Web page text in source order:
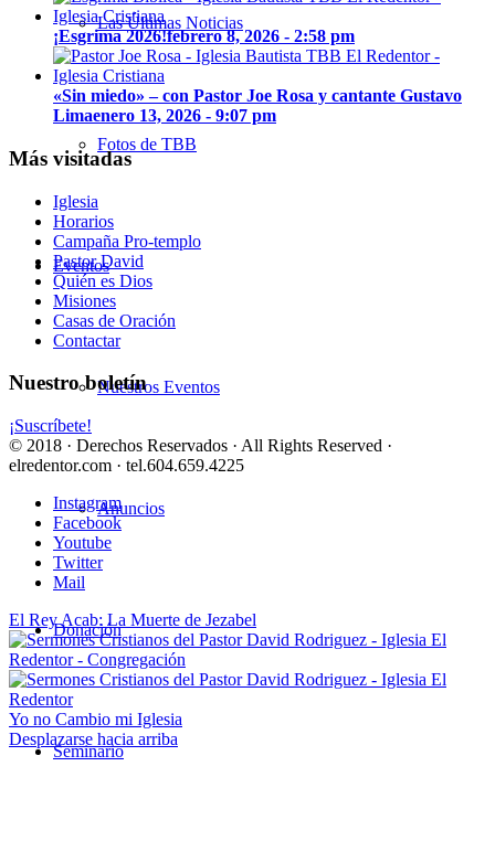
Las Últimas Noticias
Fotos de TBB
Eventos
Nuestros Eventos
Anuncios
Donación
Seminario
¡Esgrima 2026!febrero 8, 2026 - 2:58 pm
«Sin miedo» – con Pastor Joe Rosa y cantante Gustavo
Limaenero 13, 2026 - 9:07 pm
Más visitadas
Iglesia
Horarios
Campaña Pro-templo
Pastor David
Quién es Dios
Misiones
Casas de Oración
Contactar
Nuestro boletín
¡Suscríbete!
© 2018 · Derechos Reservados · All Rights Reserved ·
elredentor.com · tel.604.659.4225
Instagram
Facebook
Youtube
Twitter
Mail
El Rey Acab: La Muerte de Jezabel
Yo no Cambio mi Iglesia
Desplazarse hacia arriba